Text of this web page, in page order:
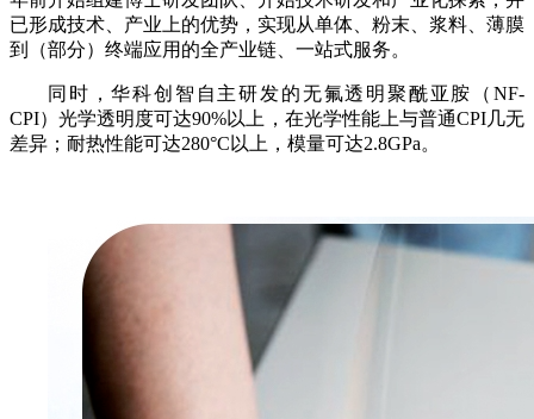
已形成技术、产业上的优势，实现从单体、粉末、浆料、薄膜
到（部分）终端应用的全产业链、一站式服务。
同时，华科创智自主研发的无氟透明聚酰亚胺（NF-
CPI）光学透明度可达90%以上，在光学性能上与普通CPI几无
差异；耐热性能可达280°C以上，模量可达2.8GPa。